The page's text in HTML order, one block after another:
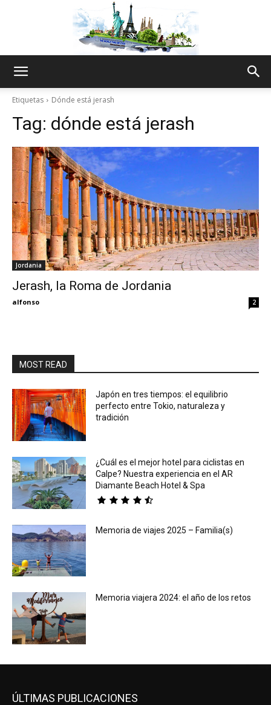
World
My
Etiquetas Dónde está jerash
Tag: dónde está jerash
Jordania
Jerash, la Roma de Jordania
alfonso 2
MOST READ
Japón en tres tiempos: el equilibrio
perfecto entre Tokio, naturaleza y
tradición
¿Cuál es el mejor hotel para ciclistas en
Calpe? Nuestra experiencia en el AR
Diamante Beach Hotel & Spa
Memoria de viajes 2025 – Familia(s)
Memoria viajera 2024: el año de los retos
ÚLTIMAS PUBLICACIONES